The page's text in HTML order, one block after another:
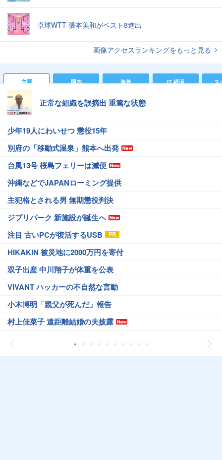
卓球WTT 張本美和がベスト8進出
画像アクセスランキングをもっと見る
主要 国内 海外 IT 経済 ス
正常な組織を誤摘出 重篤な状態
少年19人にわいせつ 懲役15年
別府の「移動式温泉」熊本へ出発
台風13号 桜島フェリーは減便
沖縄などでJAPANローミング提供
主犯格とされる男 無期懲役判決
ジブリパーク 新施設が誕生へ
注目 古いPCが復活するUSB
HIKAKIN 被災地に2000万円を寄付
双子出産 中川翔子が体重を公表
VIVANT ハッカーの不自然な言動
小木博明「親父が死んだ」報告
村上佳菜子 遠距離結婚の夫披露